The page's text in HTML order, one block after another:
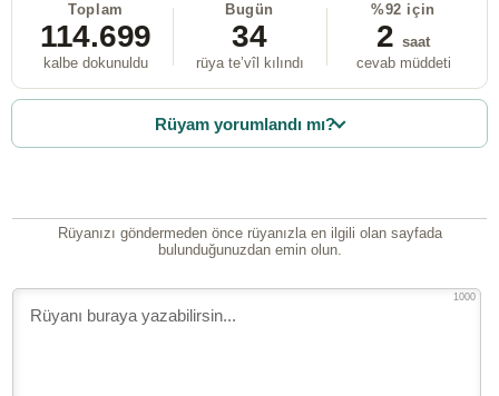
Toplam
114.699
kalbe dokunuldu
Bugün
34
rüya te’vîl kılındı
%92 için
2 saat
cevab müddeti
Rüyam yorumlandı mı?
Rüyanızı göndermeden önce rüyanızla en ilgili olan sayfada
bulunduğunuzdan emin olun.
1000